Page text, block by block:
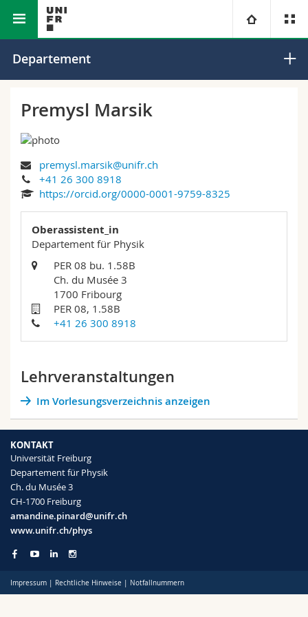
Universität
Campus
Forschung
Weiterbildung
Rechtswissenschaftliche Fak.
Philosophische Fak.
Fak. für Erziehungs- und Bildungswissenschaften
Math.-Nat. und Med. Fak.
Informationen für
Studieninteressierte
Medien
Forschende
Mitarbeitende
Ressourcen
Ortsplan
Bibliotheken
Webmail
Math.-Nat. und Med. Fakultät Departement für Physik
Departement
Premysl Marsik
premysl.marsik@unifr.ch
+41 26 300 8918
https://orcid.org/0000-0001-9759-8325
Oberassistent_in
Departement für Physik
PER 08 bu. 1.58B
Ch. du Musée 3
1700 Fribourg
PER 08, 1.58B
+41 26 300 8918
Lehrveranstaltungen
Im Vorlesungsverzeichnis anzeigen
KONTAKT
Universität Freiburg
Departement für Physik
Ch. du Musée 3
CH-1700 Freiburg
amandine.pinard@unifr.ch
www.unifr.ch/phys
Impressum | Rechtliche Hinweise | Notfallnummern